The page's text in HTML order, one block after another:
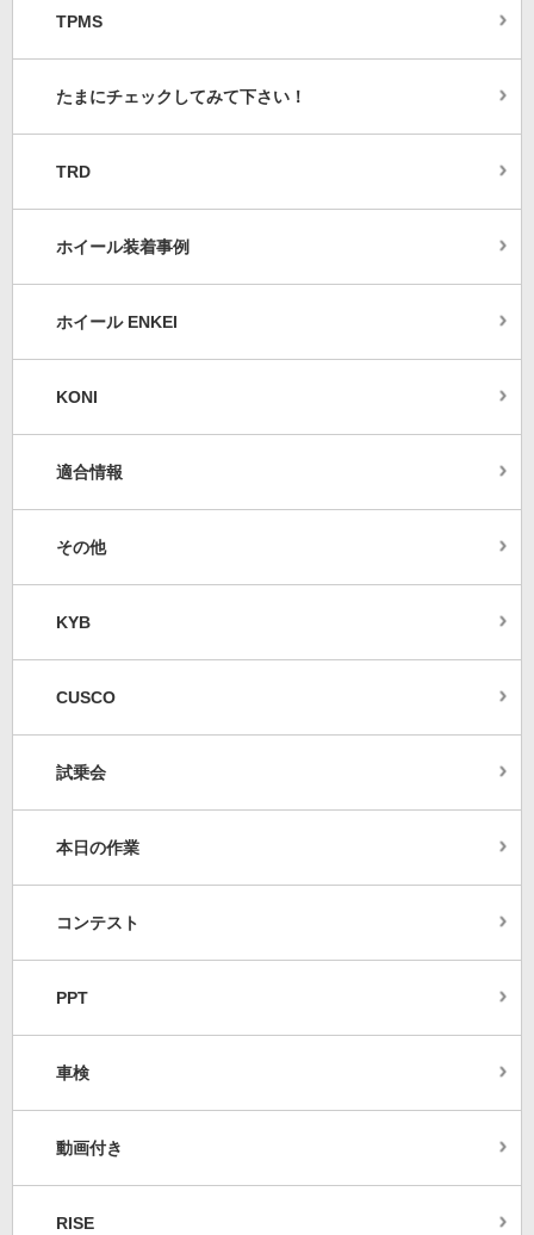
TPMS
たまにチェックしてみて下さい！
TRD
ホイール装着事例
ホイール ENKEI
KONI
適合情報
その他
KYB
CUSCO
試乗会
本日の作業
コンテスト
PPT
車検
動画付き
RISE